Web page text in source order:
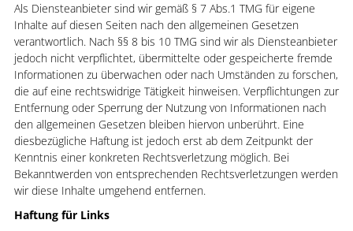
Als Diensteanbieter sind wir gemäß § 7 Abs.1 TMG für eigene
Inhalte auf diesen Seiten nach den allgemeinen Gesetzen
verantwortlich. Nach §§ 8 bis 10 TMG sind wir als Diensteanbieter
jedoch nicht verpflichtet, übermittelte oder gespeicherte fremde
Informationen zu überwachen oder nach Umständen zu forschen,
die auf eine rechtswidrige Tätigkeit hinweisen. Verpflichtungen zur
Entfernung oder Sperrung der Nutzung von Informationen nach
den allgemeinen Gesetzen bleiben hiervon unberührt. Eine
diesbezügliche Haftung ist jedoch erst ab dem Zeitpunkt der
Kenntnis einer konkreten Rechtsverletzung möglich. Bei
Bekanntwerden von entsprechenden Rechtsverletzungen werden
wir diese Inhalte umgehend entfernen.
Haftung für Links